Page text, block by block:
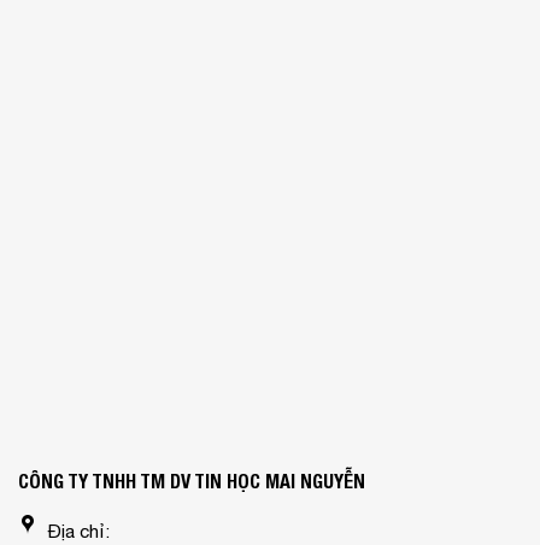
CÔNG TY TNHH TM DV TIN HỌC MAI NGUYỄN
Địa chỉ: